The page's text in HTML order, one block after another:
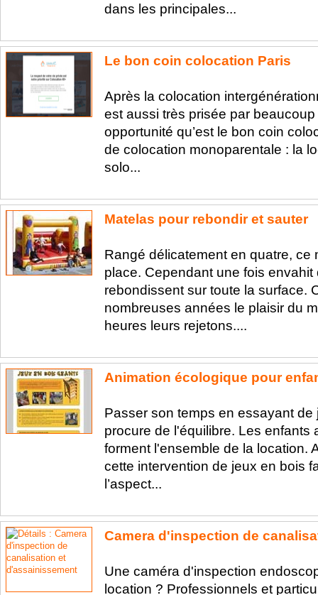
dans les principales...
Le bon coin colocation Paris
Après la colocation
est aussi très prisée par
opportunité qu’est le bon coin
de colocation monoparentale : la
solo...
Matelas pour rebondir et sauter
Rangé délicatement en quatre,
place. Cependant une fois envahit
rebondissent sur toute la surface.
nombreuses années le plaisir du
heures leurs rejetons....
Animation écologique pour
Passer son temps en essayant
procure de l'équilibre. Les enfants
forment l'ensemble de la location.
cette intervention de jeux en bois
l’aspect...
Camera d'inspection de
Une caméra d'inspection
location ? Professionnels et